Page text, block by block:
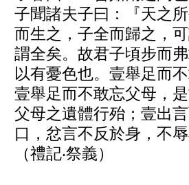
子聞諸夫子曰：『天之
而生之，子全而歸之，
謂全矣。故君子頃步而
以有憂色也。壹舉足而
壹舉足而不敢忘父母，
父母之遺體行殆；壹出
口，忿言不反於身，不
（禮記‧祭義）